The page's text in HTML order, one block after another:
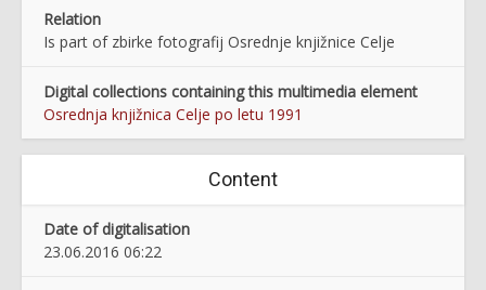
Relation
Is part of zbirke fotografij Osrednje knjižnice Celje
Digital collections containing this multimedia element
Osrednja knjižnica Celje po letu 1991
Content
Date of digitalisation
23.06.2016 06:22